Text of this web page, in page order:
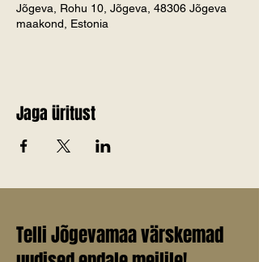
Jõgeva, Rohu 10, Jõgeva, 48306 Jõgeva
maakond, Estonia
Jaga üritust
Telli Jõgevamaa värskemad